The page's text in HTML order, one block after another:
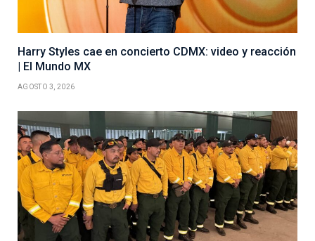
Harry Styles cae en concierto CDMX: video y reacción
| El Mundo MX
AGOSTO 3, 2026